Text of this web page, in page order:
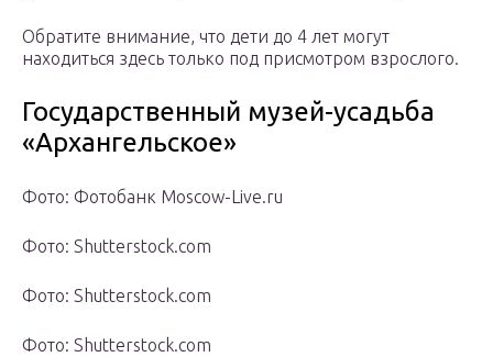
Обратите внимание, что дети до 4 лет могут
находиться здесь только под присмотром взрослого.
Государственный музей-усадьба
«Архангельское»
Фото: Фотобанк Moscow-Live.ru
Фото: Shutterstock.com
Фото: Shutterstock.com
Фото: Shutterstock.com